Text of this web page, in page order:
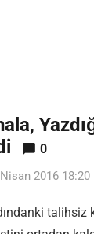
0
2016 18:20
talihsiz